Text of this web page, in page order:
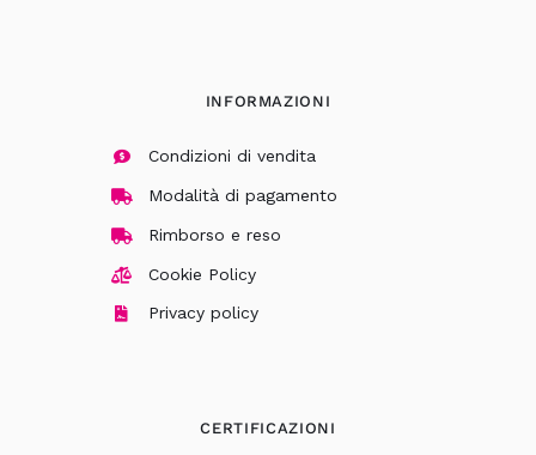
INFORMAZIONI
Condizioni di vendita
Modalità di pagamento
Rimborso e reso
Cookie Policy
Privacy policy
CERTIFICAZIONI